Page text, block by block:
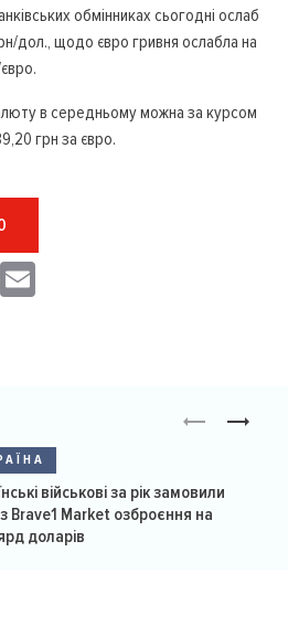
обмінниках сьогодні ослаб
дол., щодо євро гривня ослабла на
в середньому можна за курсом
грн за євро.
Twitter
військові за рік замовили
Brave1 Market озброєння на
доларів